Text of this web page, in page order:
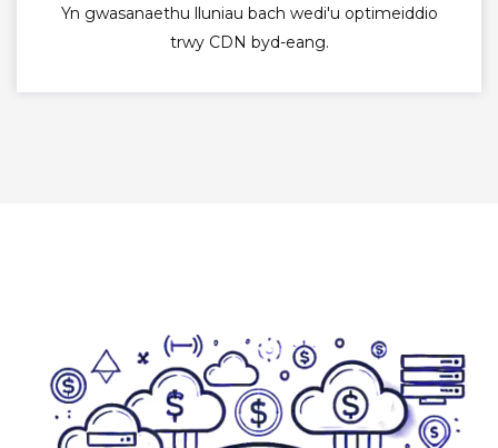
Yn gwasanaethu lluniau bach wedi'u optimeiddio
trwy CDN byd-eang.